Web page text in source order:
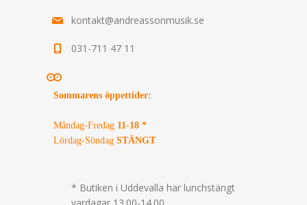
kontakt@andreassonmusik.se
031-711 47 11
Sommarens öppettider:
Måndag-Fredag 11-18 *
Lördag-Söndag STÄNGT
* Butiken i Uddevalla har lunchstängt